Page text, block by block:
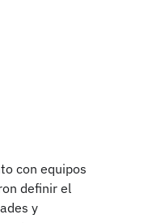
con equipos
definir el
y